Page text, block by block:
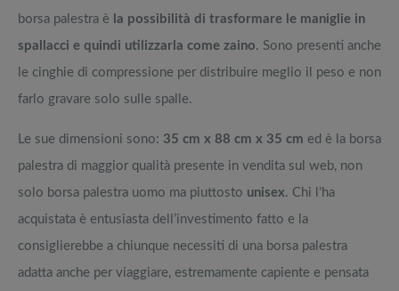
borsa palestra è la possibilità di trasformare le maniglie in
spallacci e quindi utilizzarla come zaino. Sono presenti anche
le cinghie di compressione per distribuire meglio il peso e non
farlo gravare solo sulle spalle.
Le sue dimensioni sono: 35 cm x 88 cm x 35 cm ed è la borsa
palestra di maggior qualità presente in vendita sul web, non
solo borsa palestra uomo ma piuttosto unisex. Chi l’ha
acquistata è entusiasta dell’investimento fatto e la
consiglierebbe a chiunque necessiti di una borsa palestra
adatta anche per viaggiare, estremamente capiente e pensata